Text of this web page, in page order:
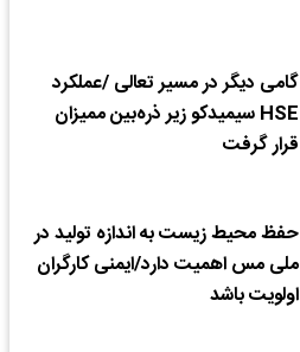
گامی دیگر در مسیر تعالی /عملکرد
HSE سیمیدکو زیر ذره‌بین ممیزان
قرار گرفت
حفظ محیط زیست به اندازه تولید در
ملی مس اهمیت دارد/ایمنی کارگران
اولویت باشد